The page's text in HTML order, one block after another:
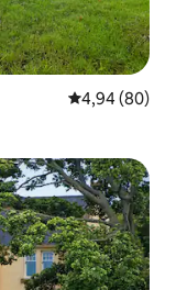
Note
4,94 (80)